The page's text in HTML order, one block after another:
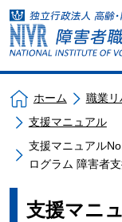
ホーム
職業
支援マニュアル
支援マニュアル
ログラム 障害者
支援マニ